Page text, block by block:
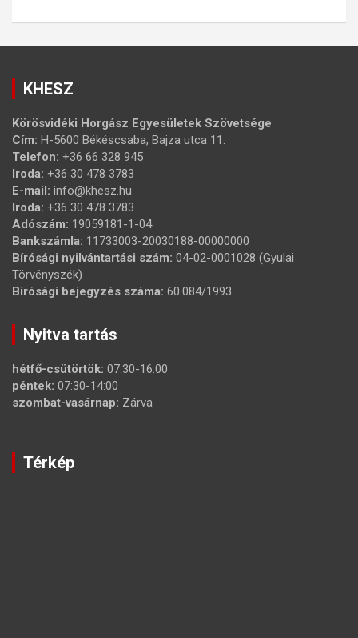
KHESZ
Körösvidéki Horgász Egyesületek Szövetsége
Cím: H-5600 Békéscsaba, Bajza utca 11.
Telefon: +36 66 328 945
Iroda: +36 30 478 3783
E-mail: info@khesz.hu
Iroda: +36 30 478 3783
Adószám: 19059181-1-04
Bankszámla: 11733003-20030188-00000000
Bírósági nyilvántartási szám: 04-02-0001028 (Gyulai
Törvényszék)
Bírósági bejegyzés száma: 60.084/1993.
Nyitva tartás
hétfő-csütörtök: 07:30-16:00
péntek: 07:30-14:00
szombat-vasárnap: Zárva
Térkép